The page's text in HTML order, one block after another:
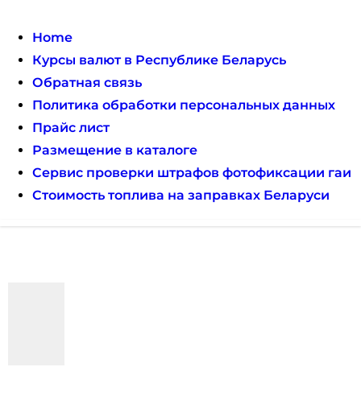
Home
Курсы валют в Республике Беларусь
Обратная связь
Политика обработки персональных данных
Прайс лист
Размещение в каталоге
Сервис проверки штрафов фотофиксации гаи
Стоимость топлива на заправках Беларуси